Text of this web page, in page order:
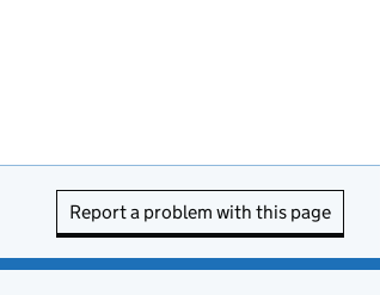
Report a problem with this page